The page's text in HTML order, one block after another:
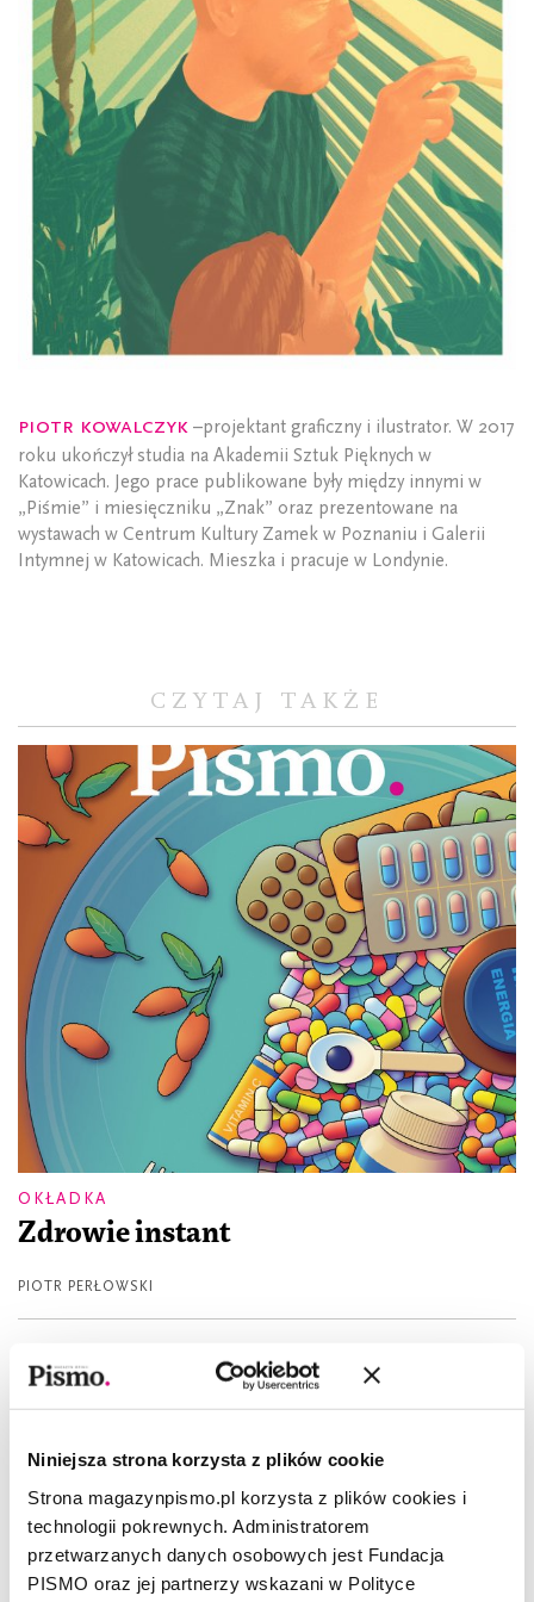
Niniejsza strona korzysta z plików cookie
Strona magazynpismo.pl korzysta z plików cookies i
technologii pokrewnych. Administratorem
przetwarzanych danych osobowych jest Fundacja
PISMO oraz jej partnerzy wskazani w Polityce
Piotr Kowalczyk –projektant graficzny i ilustrator. W 2017
roku ukończył studia na Akademii Sztuk Pięknych w
Katowicach. Jego prace publikowane były między innymi w
„Piśmie” i miesięczniku „Znak” oraz prezentowane na
wystawach w Centrum Kultury Zamek w Poznaniu i Galerii
Intymnej w Katowicach. Mieszka i pracuje w Londynie.
CZYTAJ TAKŻE
OKŁADKA
Zdrowie instant
PIOTR PERŁOWSKI